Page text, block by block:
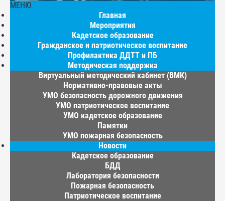
МЕНЮ
Главная
Мероприятия
Кадетское образование
Гражданское и патриотическое воспитание
Профилактика ДДТТ и ПБ
Методическая поддержка
Виртуальный методический кабинет (ВМК)
Нормативно-правовые акты
УМО безопасность дорожного движения
УМО патриотическое воспитание
УМО кадетское образование
Памятки
УМО пожарная безопасность
Новости
Кадетское образование
БДД
Лаборатория безопасности
Пожарная безопасность
Патриотическое воспитание